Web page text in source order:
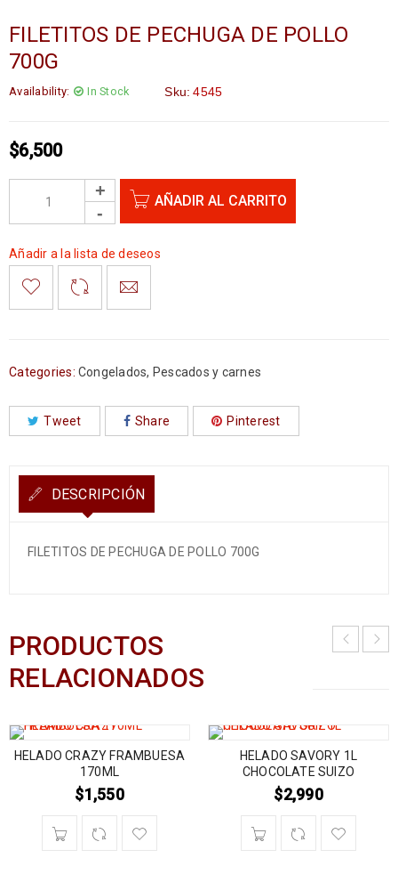
FILETITOS DE PECHUGA DE POLLO
700G
Availability: In Stock Sku: 4545
$6,500
AÑADIR AL CARRITO
Añadir a la lista de deseos
Categories: Congelados, Pescados y carnes
Tweet Share Pinterest
DESCRIPCIÓN
FILETITOS DE PECHUGA DE POLLO 700G
PRODUCTOS
RELACIONADOS
HELADO CRAZY FRAMBUESA
170ML
$1,550
HELADO SAVORY 1L
CHOCOLATE SUIZO
$2,990